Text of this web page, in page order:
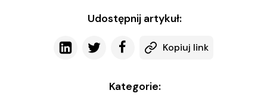
Udostępnij artykuł:
Kopiuj link
Kategorie: